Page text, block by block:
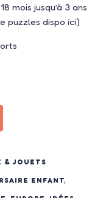
mois jusqu’à 3 ans
puzzles dispo ici)
& JOUETS
ENFANT,